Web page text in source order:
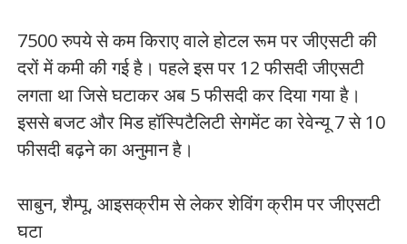
7500 रुपये से कम किराए वाले होटल रूम पर जीएसटी की
दरों में कमी की गई है। पहले इस पर 12 फीसदी जीएसटी
लगता था जिसे घटाकर अब 5 फीसदी कर दिया गया है।
इससे बजट और मिड हॉस्पिटैलिटी सेगमेंट का रेवेन्यू 7 से 10
फीसदी बढ़ने का अनुमान है।
साबुन, शैम्पू, आइसक्रीम से लेकर शेविंग क्रीम पर जीएसटी
घटा